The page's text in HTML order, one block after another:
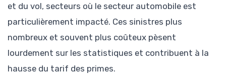
et du vol, secteurs où le secteur automobile est
particulièrement impacté. Ces sinistres plus
nombreux et souvent plus coûteux pèsent
lourdement sur les statistiques et contribuent à la
hausse du tarif des primes.